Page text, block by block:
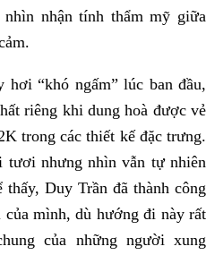
nhận tính thẩm mỹ giữa
hơi “khó ngấm” lúc ban đầu,
riêng khi dung hoà được vẻ
trong các thiết kế đặc trưng.
nhưng nhìn vẫn tự nhiên
Duy Trần đã thành công
mình, dù hướng đi này rất
của những người xung